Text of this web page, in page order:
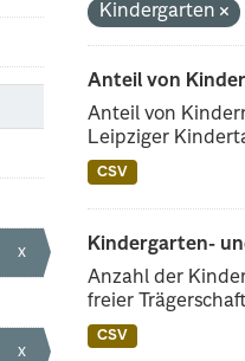
x
x
Kindergarten
Anteil von
Anteil von
Leipziger
CSV
Kindergarten-
Anzahl der
freier
CSV